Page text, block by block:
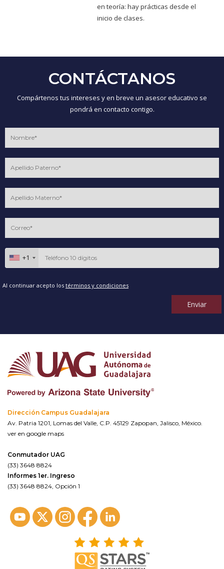
en teoría: hay prácticas desde el
inicio de clases.
CONTÁCTANOS
Compártenos tus intereses y en breve un asesor educativo se
pondrá en contacto contigo.
+1
Al continuar acepto los términos y condiciones
Enviar
Dirección Campus Guadalajara
Av. Patria 1201, Lomas del Valle, C.P. 45129 Zapopan, Jalisco, México.
ver en google maps
Conmutador UAG
(33) 3648 8824
Informes 1er. Ingreso
(33) 3648 8824, Opción 1